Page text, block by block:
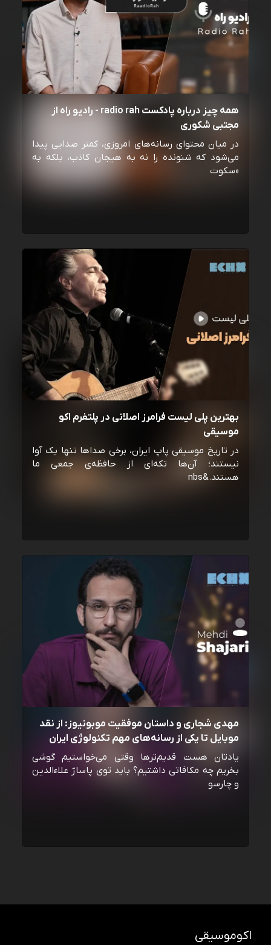
همه چیز درباره پادکست radio rah - رادیو راه از
مجتبی شکوری
در میان محتوای رسانه‌های امروزی، کمتر صدایی پیدا
می‌شود که شنونده را نه به هیجان کاذب، بلکه به
«سکوت
بهترین پلی لیست فرامرز اصلانی در پلتفرم اکو
موسیقی
در تاریخ موسیقی پاپ ایران، برخی صداها تنها یک آوا
نیستند؛ آن‌ها تکه‌ای از حافظه‌ی جمعی ما
هستند.&nbs
مهدی شجاری و داستان موفقیت موبونیوز: از نقد
موبایل تا یکی از رسانه‌‌های مهم تکنولوژی ایران
یادتان هست قدیم‌ترها وقتی می‌خواستیم گوشی
بخریم چه مکافاتی داشتیم؟ باید توی پاساژ علاءالدین
و چارسو
اکوموسیقی